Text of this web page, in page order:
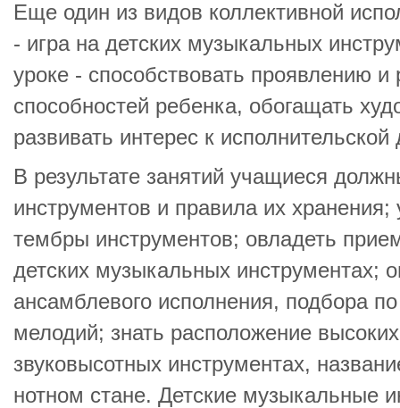
Еще один из видов коллективной
- игра на детских музыкальных
уроке - способствовать проявлению
способностей ребенка, обогащать
развивать интерес к исполнительской
В результате занятий учащиеся
инструментов и правила их хранения;
тембры инструментов; овладеть
детских музыкальных инструментах;
ансамблевого исполнения, подбора
мелодий; знать расположение
звуковысотных инструментах,
нотном стане. Детские музыкальные